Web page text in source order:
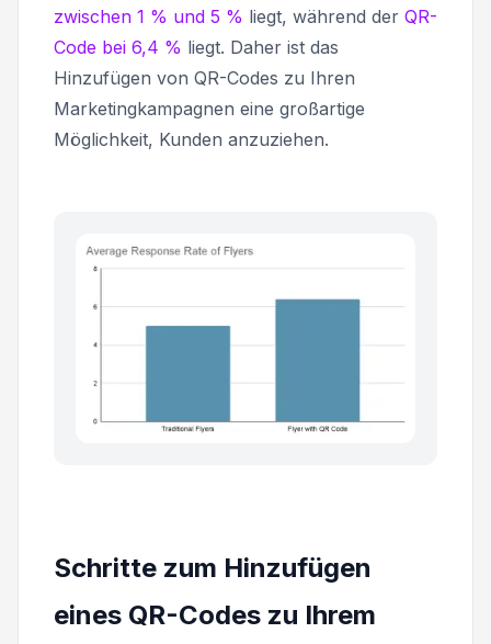
zwischen 1 % und 5 % liegt, während der QR-
Code bei 6,4 % liegt. Daher ist das
Hinzufügen von QR-Codes zu Ihren
Marketingkampagnen eine großartige
Möglichkeit, Kunden anzuziehen.
Schritte zum Hinzufügen
eines QR-Codes zu Ihrem